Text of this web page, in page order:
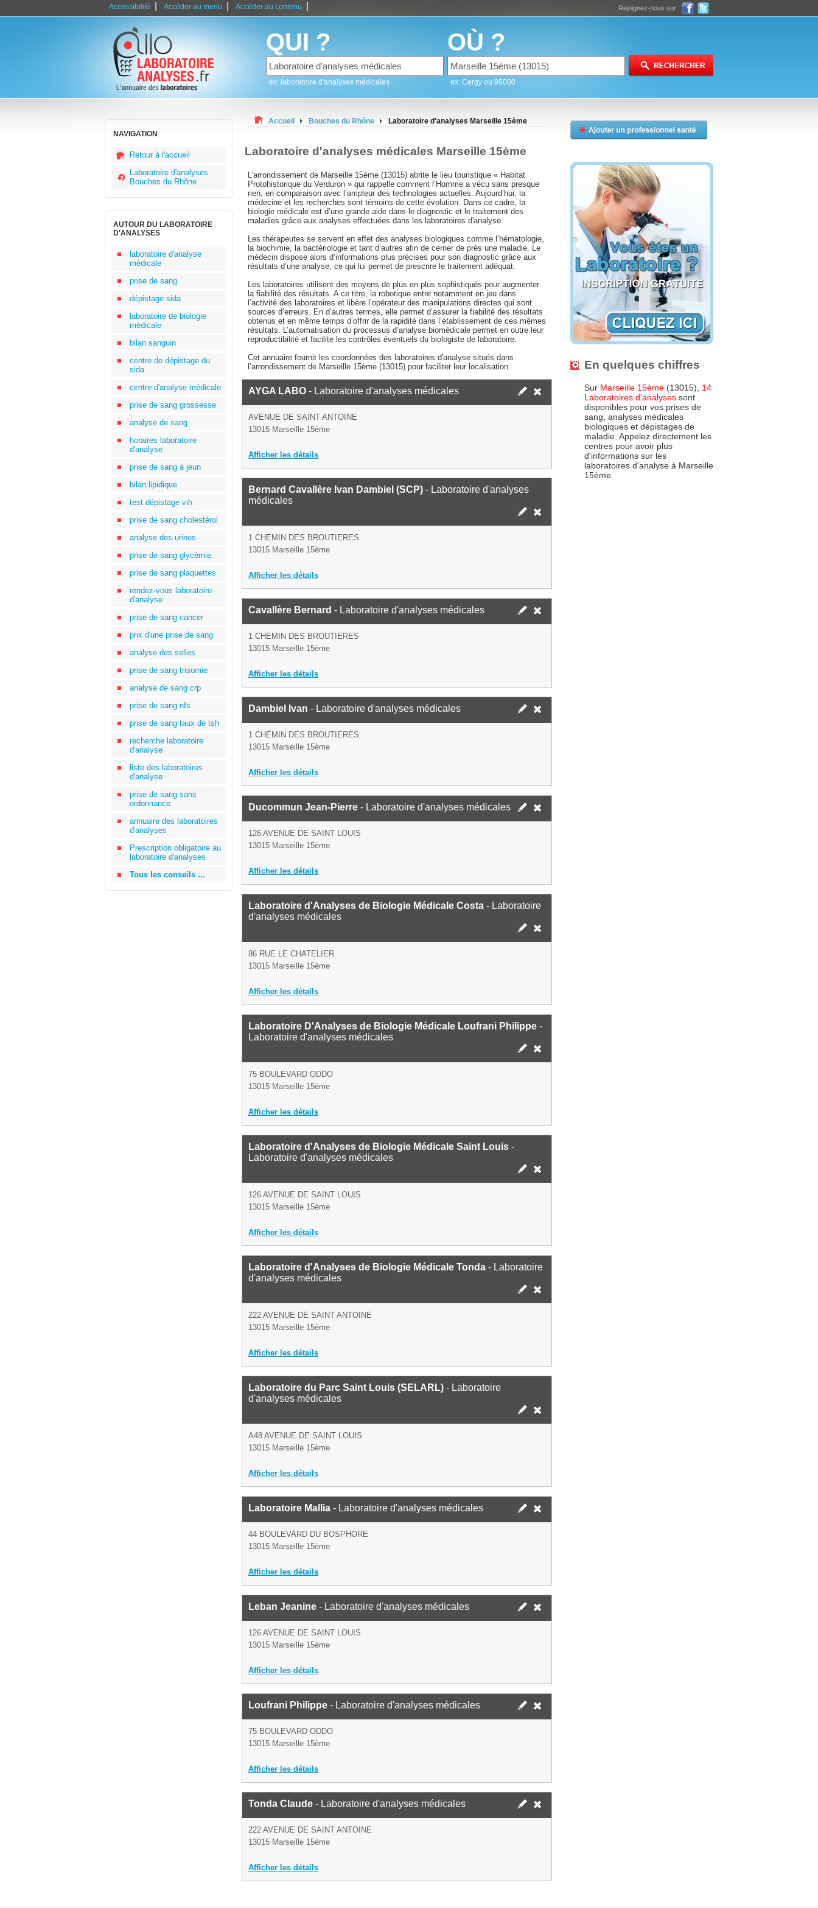
Accessibilité Accéder au menu Accéder au contenu Rejoignez-nous sur
QUI ?
ex: laboratoire d'analyses médicales
OÙ ?
ex: Cergy ou 95000
NAVIGATION
Retour à l'accueil
Laboratoire d'analyses
Bouches du Rhône
AUTOUR DU LABORATOIRE
D'ANALYSES
laboratoire d'analyse
médicale
prise de sang
dépistage sida
laboratoire de biologie
médicale
bilan sanguin
centre de dépistage du
sida
centre d'analyse médicale
prise de sang grossesse
analyse de sang
horaires laboratoire
d'analyse
prise de sang à jeun
bilan lipidique
test dépistage vih
prise de sang cholestérol
analyse des urines
prise de sang glycémie
prise de sang plaquettes
rendez-vous laboratoire
d'analyse
prise de sang cancer
prix d'une prise de sang
analyse des selles
prise de sang trisomie
analyse de sang crp
prise de sang nfs
prise de sang taux de tsh
recherche laboratoire
d'analyse
liste des laboratoires
d'analyse
prise de sang sans
ordonnance
annuaire des laboratoires
d'analyses
Prescription obligatoire au
laboratoire d'analyses
Tous les conseils ...
Accueil Bouches du Rhône Laboratoire d'analyses Marseille 15ème
Laboratoire d'analyses médicales Marseille 15ème
L’arrondissement de Marseille 15ème (13015) abrite le lieu touristique « Habitat
Protohistorique du Verduron » qui rappelle comment l’Homme a vécu sans presque
rien, en comparaison avec l’ampleur des technologies actuelles. Aujourd’hui, la
médecine et les recherches sont témoins de cette évolution. Dans ce cadre, la
biologie médicale est d’une grande aide dans le diagnostic et le traitement des
maladies grâce aux analyses effectuées dans les laboratoires d'analyse.
Les thérapeutes se servent en effet des analyses biologiques comme l’hématologie,
la biochimie, la bactériologie et tant d’autres afin de cerner de près une maladie. Le
médecin dispose alors d’informations plus précises pour son diagnostic grâce aux
résultats d’une analyse, ce qui lui permet de prescrire le traitement adéquat.
Les laboratoires utilisent des moyens de plus en plus sophistiqués pour augmenter
la fiabilité des résultats. A ce titre, la robotique entre notamment en jeu dans
l’activité des laboratoires et libère l’opérateur des manipulations directes qui sont
sources d’erreurs. En d’autres termes, elle permet d’assurer la fiabilité des résultats
obtenus et en même temps d’offrir de la rapidité dans l’établissement de ces mêmes
résultats. L’automatisation du processus d’analyse biomédicale permet en outre leur
reproductibilité et facilite les contrôles éventuels du biologiste de laboratoire.
Cet annuaire fournit les coordonnées des laboratoires d'analyse situés dans
l’arrondissement de Marseille 15ème (13015) pour faciliter leur localisation.
AYGA LABO - Laboratoire d'analyses médicales
AVENUE DE SAINT ANTOINE
13015 Marseille 15ème
Afficher les détails
Bernard Cavallère Ivan Dambiel (SCP) - Laboratoire d'analyses
médicales
1 CHEMIN DES BROUTIERES
13015 Marseille 15ème
Afficher les détails
Cavallère Bernard - Laboratoire d'analyses médicales
1 CHEMIN DES BROUTIERES
13015 Marseille 15ème
Afficher les détails
Dambiel Ivan - Laboratoire d'analyses médicales
1 CHEMIN DES BROUTIERES
13015 Marseille 15ème
Afficher les détails
Ducommun Jean-Pierre - Laboratoire d'analyses médicales
126 AVENUE DE SAINT LOUIS
13015 Marseille 15ème
Afficher les détails
Laboratoire d'Analyses de Biologie Médicale Costa - Laboratoire
d'analyses médicales
86 RUE LE CHATELIER
13015 Marseille 15ème
Afficher les détails
Laboratoire D'Analyses de Biologie Médicale Loufrani Philippe -
Laboratoire d'analyses médicales
75 BOULEVARD ODDO
13015 Marseille 15ème
Afficher les détails
Laboratoire d'Analyses de Biologie Médicale Saint Louis -
Laboratoire d'analyses médicales
126 AVENUE DE SAINT LOUIS
13015 Marseille 15ème
Afficher les détails
Laboratoire d'Analyses de Biologie Médicale Tonda - Laboratoire
d'analyses médicales
222 AVENUE DE SAINT ANTOINE
13015 Marseille 15ème
Afficher les détails
Laboratoire du Parc Saint Louis (SELARL) - Laboratoire
d'analyses médicales
A48 AVENUE DE SAINT LOUIS
13015 Marseille 15ème
Afficher les détails
Laboratoire Mallia - Laboratoire d'analyses médicales
44 BOULEVARD DU BOSPHORE
13015 Marseille 15ème
Afficher les détails
Leban Jeanine - Laboratoire d'analyses médicales
126 AVENUE DE SAINT LOUIS
13015 Marseille 15ème
Afficher les détails
Loufrani Philippe - Laboratoire d'analyses médicales
75 BOULEVARD ODDO
13015 Marseille 15ème
Afficher les détails
Tonda Claude - Laboratoire d'analyses médicales
222 AVENUE DE SAINT ANTOINE
13015 Marseille 15ème
Afficher les détails
En quelques chiffres
Sur Marseille 15ème (13015), 14
Laboratoires d'analyses sont
disponibles pour vos prises de
sang, analyses médicales
biologiques et dépistages de
maladie. Appelez directement les
centres pour avoir plus
d'informations sur les
laboratoires d'analyse à Marseille
15ème.